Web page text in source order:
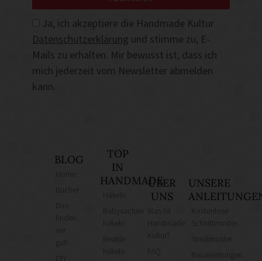
Ja, ich akzeptiere die Handmade Kultur
Datenschutzerklärung und stimme zu, E-
Mails zu erhalten. Mir bewusst ist, dass ich
mich jederzeit vom Newsletter abmelden
kann.
BLOG
finden
gut!
TOP
IN
HANDMADE
häkeln
ÜBER
UNS
Was ist
Kultur?
UNSERE
Kostenlose
Schnittmuster
Strickmuster
Bauanleitungen